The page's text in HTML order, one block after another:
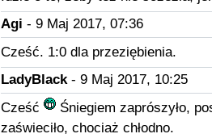
Agi - 9 Maj 2017, 07:36
Cześć. 1:0 dla przeziębienia.
LadyBlack- 9 Maj 2017, 10:25
Cześć
Śniegiem zaprószyło,
zaświeciło, chociaż chłodno.